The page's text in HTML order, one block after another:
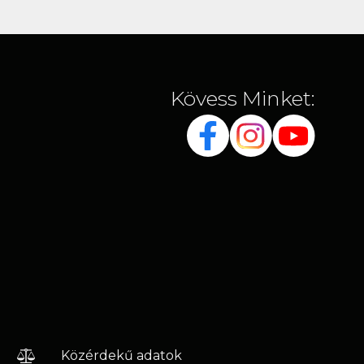
Kövess Minket:
Közérdekű adatok